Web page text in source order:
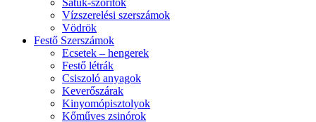
Satuk-szorítók
Vízszerelési szerszámok
Vödrök
Festő Szerszámok
Ecsetek – hengerek
Festő létrák
Csiszoló anyagok
Keverőszárak
Kinyomópisztolyok
Kőműves zsinórok